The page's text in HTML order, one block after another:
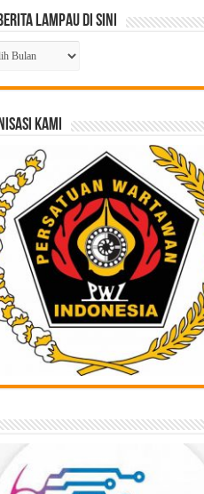
Lampau di Sini
KAMI